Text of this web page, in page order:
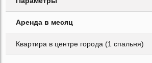
Аренда в месяц
Квартира в центре города (1 спальня)